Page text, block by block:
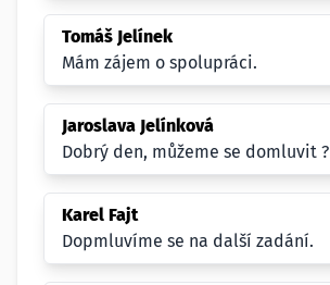
Tomáš Jelínek
Mám zájem o spolupráci.
Jaroslava Jelínková
Dobrý den, můžeme se domluvit ?
Karel Fajt
Dopmluvíme se na další zadání.